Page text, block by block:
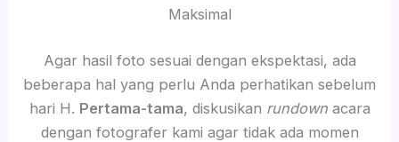
Maksimal
Agar hasil foto sesuai dengan ekspektasi, ada
beberapa hal yang perlu Anda perhatikan sebelum
hari H. Pertama-tama, diskusikan rundownacara
dengan fotografer kami agar tidak ada momen